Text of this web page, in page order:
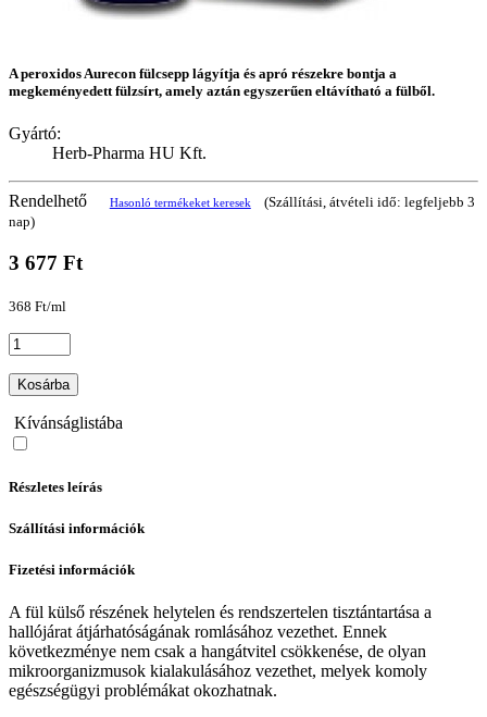
A peroxidos Aurecon fülcsepp lágyítja és apró részekre bontja a
megkeményedett fülzsírt, amely aztán egyszerűen eltávítható a fülből.
Gyártó:
Herb-Pharma HU Kft.
Rendelhető Hasonló termékeket keresek
(Szállítási, átvételi idő: legfeljebb 3
nap)
3 677 Ft
368 Ft/ml
Kosárba
Kívánságlistába
Részletes leírás
Szállítási információk
Fizetési információk
A fül külső részének helytelen és rendszertelen tisztántartása a
hallójárat átjárhatóságának romlásához vezethet. Ennek
következménye nem csak a hangátvitel csökkenése, de olyan
mikroorganizmusok kialakulásához vezethet, melyek komoly
egészségügyi problémákat okozhatnak.